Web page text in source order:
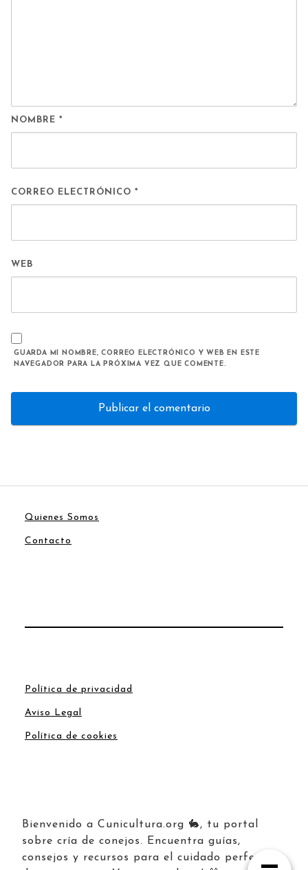
NOMBRE *
CORREO ELECTRÓNICO *
WEB
GUARDA MI NOMBRE, CORREO ELECTRÓNICO Y WEB EN ESTE
NAVEGADOR PARA LA PRÓXIMA VEZ QUE COMENTE.
Quienes Somos
Contacto
Política de privacidad
Aviso Legal
Política de cookies
Bienvenido a Cunicultura.org 🐇, tu portal
sobre cría de conejos. Encuentra guías,
consejos y recursos para el cuidado perfecto